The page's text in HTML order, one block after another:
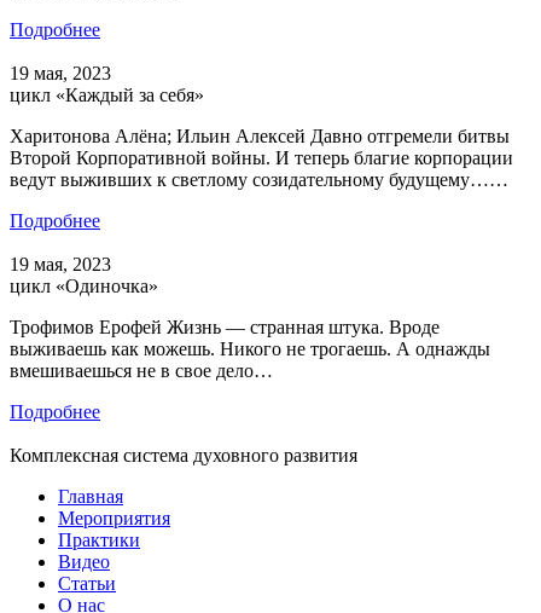
Подробнее
19 мая, 2023
цикл «Каждый за себя»
Харитонова Алёна; Ильин Алексей Давно отгремели битвы
Второй Корпоративной войны. И теперь благие корпорации
ведут выживших к светлому созидательному будущему……
Подробнее
19 мая, 2023
цикл «Одиночка»
Трофимов Ерофей Жизнь — странная штука. Вроде
выживаешь как можешь. Никого не трогаешь. А однажды
вмешиваешься не в свое дело…
Подробнее
Комплексная система духовного развития
Главная
Мероприятия
Практики
Видео
Статьи
О нас